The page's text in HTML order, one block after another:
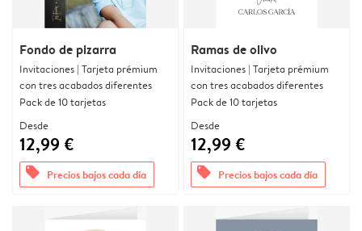
Fondo de pizarra
Invitaciones | Tarjeta prémium
con tres acabados diferentes
Pack de 10 tarjetas
Desde
12,99 €
offers Precios bajos cada día
Ramas de olivo
Invitaciones | Tarjeta prémium
con tres acabados diferentes
Pack de 10 tarjetas
Desde
12,99 €
offers Precios bajos cada día